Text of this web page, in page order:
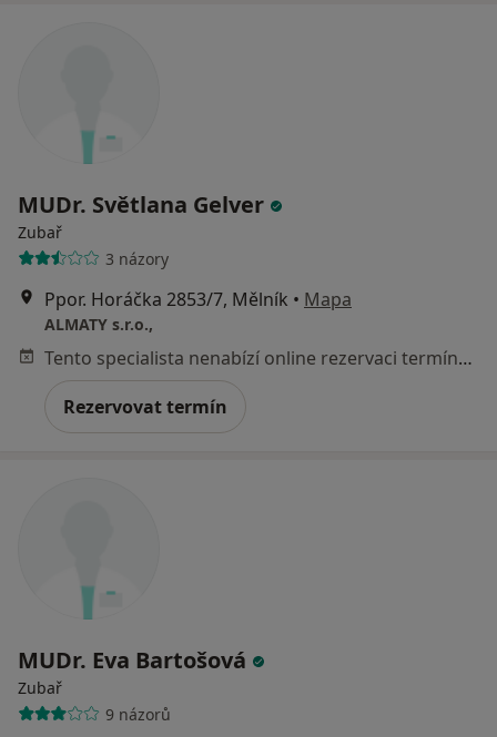
MUDr. Světlana Gelver
Zubař
3 názory
Ppor. Horáčka 2853/7, Mělník • Mapa
ALMATY s.r.o.,
Tento specialista nenabízí online rezervaci termínu na této adrese.
Rezervovat termín
MUDr. Eva Bartošová
Zubař
9 názorů